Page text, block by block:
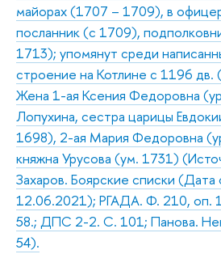
майорах (1707 – 1709), в
посланник (с 1709),
1713); упомянут среди
строение на Котлине с 1196 дв.
Жена 1-ая Ксения Федоровна
Лопухина, сестра царицы
1698), 2-ая Мария Федоровна
княжна Урусова (ум. 1731)
Захаров. Боярские списки
12.06.2021); РГАДА. Ф. 210, оп.
58.; ДПС 2-2. С. 101; Панова.
54).